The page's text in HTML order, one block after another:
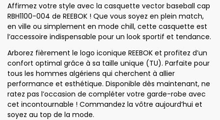
Affirmez votre style avec la casquette vector baseball cap
RBH1100-004 de REEBOK ! Que vous soyez en plein match,
en ville ou simplement en mode chill, cette casquette est
l’accessoire indispensable pour un look sportif et tendance.
Arborez fièrement le logo iconique REEBOK et profitez d’un
confort optimal grâce à sa taille unique (TU). Parfaite pour
tous les hommes algériens qui cherchent à allier
performance et esthétique. Disponible dès maintenant, ne
ratez pas l’occasion de compléter votre garde-robe avec
cet incontournable ! Commandez la vôtre aujourd’hui et
soyez au top de la mode.